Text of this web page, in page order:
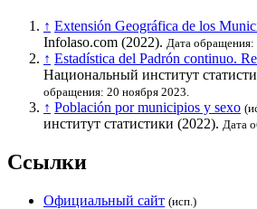
↑ Extensión Geográfica de los
Infolaso.com (2022). Дата обращения:
↑ Estadística del Padrón continuo.
Национальный институт
обращения: 20 ноября 2023.
↑ Población por municipios y sexo
институт статистики (2022). Дата
Ссылки
Официальный сайт (исп.)